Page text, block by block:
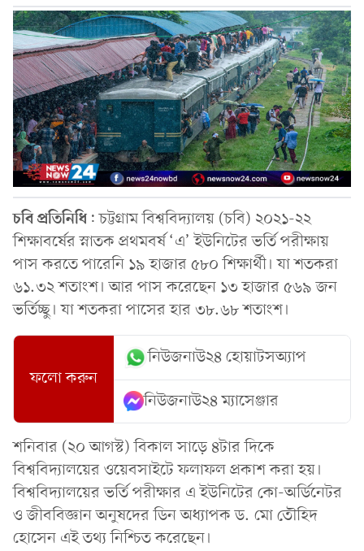
চবিপ্রতিনিধি : চট্টগ্রাম বিশ্ববিদ্যালয় (চবি) ২০২১-২২
শিক্ষাবর্ষের স্নাতক প্রথমবর্ষ ‘এ’ ইউনিটের ভর্তি পরীক্ষায়
পাস করতে পারেনি ১৯ হাজার ৫৮০ শিক্ষার্থী। যা শতকরা
৬১.৩২ শতাংশ। আর পাস করেছেন ১৩ হাজার ৫৬৯ জন
ভর্তিচ্ছু। যা শতকরা পাসের হার ৩৮.৬৮ শতাংশ।
ফলো করুন
নিউজনাউ২৪ হোয়াটসঅ্যাপ
নিউজনাউ২৪ ম্যাসেঞ্জার
শনিবার (২০ আগস্ট) বিকাল সাড়ে ৪টার দিকে
বিশ্ববিদ্যালয়ের ওয়েবসাইটে ফলাফল প্রকাশ করা হয়।
বিশ্ববিদ্যালয়ের ভর্তি পরীক্ষার এ ইউনিটের কো-অর্ডিনেটর
ও জীববিজ্ঞান অনুষদের ডিন অধ্যাপক ড. মো তৌহিদ
হোসেন এই তথ্য নিশ্চিত করেছেন।